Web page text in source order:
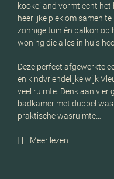
kookeiland vormt echt het
heerlijke plek om samen
zonnige tuin én balkon op
woning die alles in huis
Deze perfect afgewerkte
en kindvriendelijke wijk
veel ruimte. Denk aan vier
badkamer met dubbel
praktische wasruimte…
Meer lezen